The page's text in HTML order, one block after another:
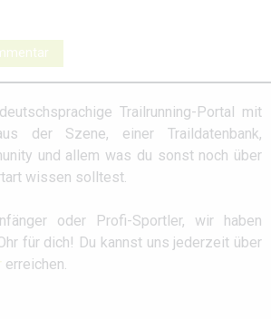
Trailrunning-Portal mit
der Szene, einer Traildatenbank,
und allem was du sonst noch über
wissen solltest.
oder Profi-Sportler, wir haben
für dich! Du kannst uns jederzeit über
erreichen.